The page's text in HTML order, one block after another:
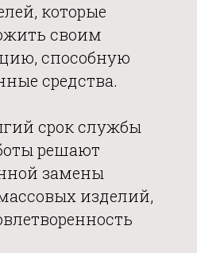
которые
своим
способную
средства.
срок службы
решают
замены
изделий,